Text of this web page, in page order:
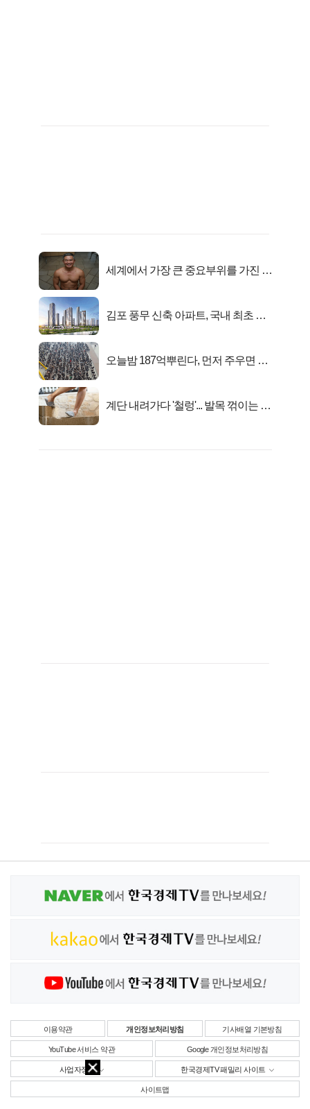
세계에서 가장 큰 중요부위를 가진 남
김포 풍무 신축 아파트, 국내 최초 반
오늘밤 187억뿌린다, 먼저 주우면 최
계단 내려가다 '철렁'... 발목 꺾이는 이
이용약관 개인정보처리방침 기사배열 기본방침
YouTube 서비스 약관 Google 개인정보처리방침
사업자정보 한국경제TV 패밀리 사이트
사이트맵